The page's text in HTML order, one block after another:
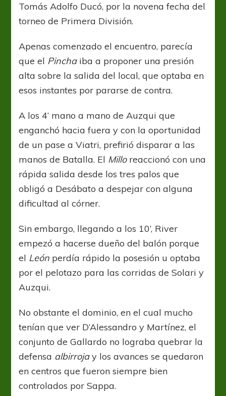
Tomás Adolfo Ducó, por la novena fecha del
torneo de Primera División.
Apenas comenzado el encuentro, parecía
que el Pinchaiba a proponer una presión
alta sobre la salida del local, que optaba en
esos instantes por pararse de contra.
A los 4’ mano a mano de Auzqui que
enganchó hacia fuera y con la oportunidad
de un pase a Viatri, prefirió disparar a las
manos de Batalla. El Milloreaccionó con una
rápida salida desde los tres palos que
obligó a Desábato a despejar con alguna
dificultad al córner.
Sin embargo, llegando a los 10’, River
empezó a hacerse dueño del balón porque
el León perdía rápido la posesión u optaba
por el pelotazo para las corridas de Solari y
Auzqui.
No obstante el dominio, en el cual mucho
tenían que ver D’Alessandro y Martínez, el
conjunto de Gallardo no lograba quebrar la
defensa albirrojay los avances se quedaron
en centros que fueron siempre bien
controlados por Sappa.